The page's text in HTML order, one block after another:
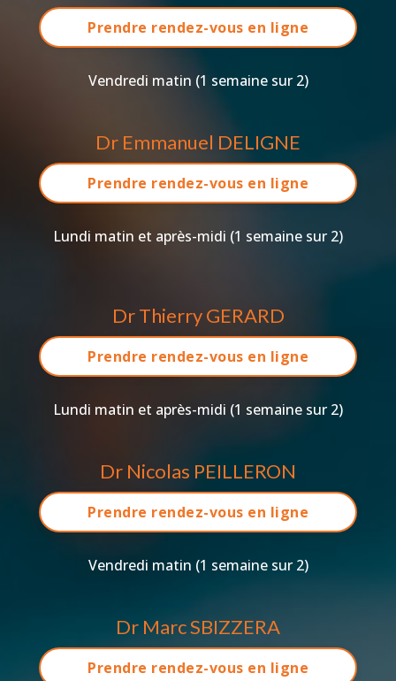
Prendre rendez-vous en ligne
Vendredi matin (1 semaine sur 2)
Dr Emmanuel DELIGNE
Prendre rendez-vous en ligne
Lundi matin et après-midi (1 semaine sur 2)
Dr Thierry GERARD
Prendre rendez-vous en ligne
Lundi matin et après-midi (1 semaine sur 2)
Dr Nicolas PEILLERON
Prendre rendez-vous en ligne
Vendredi matin (1 semaine sur 2)
Dr Marc SBIZZERA
Prendre rendez-vous en ligne